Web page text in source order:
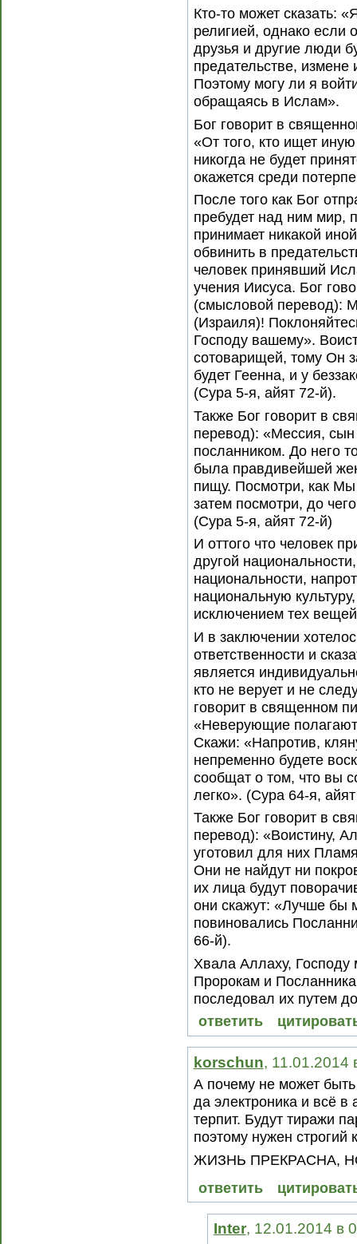
Кто-то может сказать:
религией, однако если
друзья и другие люди
предательстве, измене
Поэтому могу ли я
обращаясь в Ислам».
Бог говорит в
«От того, кто ищет
никогда не будет
окажется среди
После того как Бог
пребудет над ним мир,
принимает никакой
обвинить в
человек принявший
учения Иисуса. Бог
(смысловой перевод):
(Израиля)!
Господу вашему».
сотоварищей, тому Он
будет Геенна, и у
(Сура 5-я, айят 72-й).
Также Бог говорит в
перевод): «Мессия,
посланником. До него
была правдивейшей
пищу. Посмотри, как
затем посмотри, до
(Сура 5-я, айят 72-й)
И оттого что человек
другой
национальности,
национальную
исключением тех
И в заключении
ответственности и
является
кто не верует и не
говорит в священном
«Неверующие
Скажи: «Напротив,
непременно будете
сообщат о том, что вы
легко». (Сура 64-я,
Также Бог говорит в
перевод): «Воистину,
уготовил для них
Они не найдут ни
их лица будут
они скажут: «Лучше бы
повиновались
66-й).
Хвала Аллаху, Господу
Пророкам и
последовал их путем
ответить
korschun, 11.01.2014
А почему не может
да электроника и всё в
терпит. Будут тиражи
поэтому нужен строгий
ЖИЗНЬ ПРЕКРАСНА,
ответить
Inter, 12.01.2014 в